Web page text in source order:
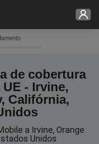
de cobertura
UE - Irvine,
Califórnia,
a Irvine, Orange
Unidos